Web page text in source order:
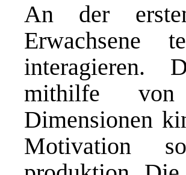
An der
Erwachsene
interagieren.
mithilfe von
Dimensionen
Motivation